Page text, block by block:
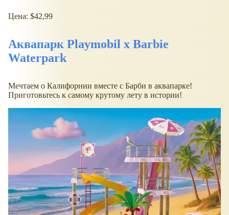
Цена: $42,99
Аквапарк Playmobil x Barbie
Waterpark
Мечтаем о Калифорнии вместе с Барби в аквапарке!
Приготовьтесь к самому крутому лету в истории!